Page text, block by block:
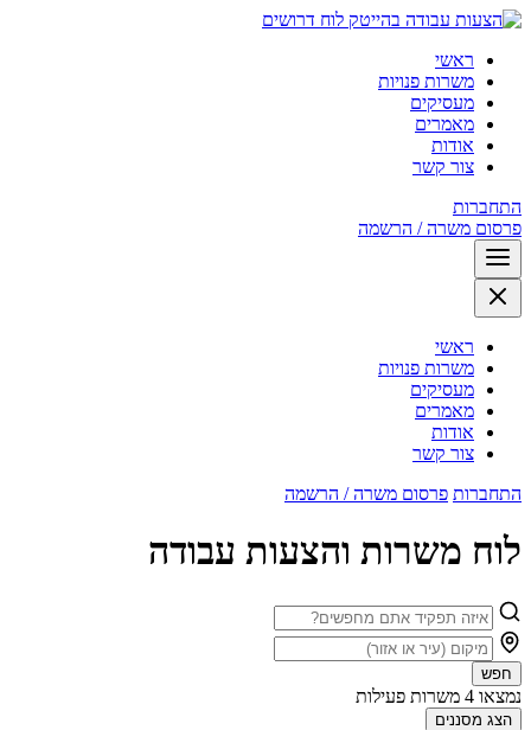
לוח דרושים
ראשי
משרות פנויות
מעסיקים
מאמרים
אודות
צור קשר
התחברות
פרסום משרה / הרשמה
ראשי
משרות פנויות
מעסיקים
מאמרים
אודות
צור קשר
התחברות פרסום משרה / הרשמה
לוח משרות והצעות עבודה
חפש
נמצאו 4 משרות פעילות
הצג מסננים